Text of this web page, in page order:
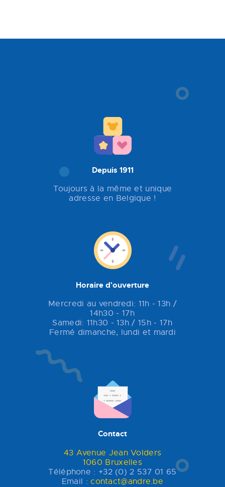
Depuis 1911
Toujours à la même et unique
adresse en Belgique !
Horaire d'ouverture
Mercredi au vendredi: 11h - 13h /
14h30 - 17h
Samedi: 11h30 - 13h / 15h - 17h
Fermé dimanche, lundi et mardi
Contact
43 Avenue Jean Volders
1060 Bruxelles
Téléphone : +32 (0) 2 537 01 65
Email :contact@andre.be